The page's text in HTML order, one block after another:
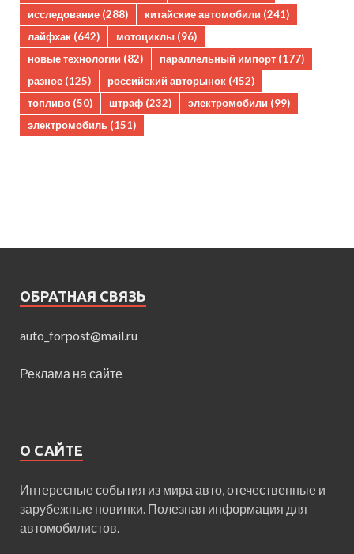
исследование (288) китайские автомобили (241)
лайфхак (642) мотоциклы (96)
новые технологии (82) параллельный импорт (177)
разное (125) российский авторынок (452)
топливо (50) штраф (232) электромобили (99)
электромобиль (151)
ОБРАТНАЯ СВЯЗЬ
auto_forpost@mail.ru
Реклама на сайте
О САЙТЕ
Интересные события из мира авто, отечественные и
зарубежные новинки. Полезная информация для
автомобилистов.